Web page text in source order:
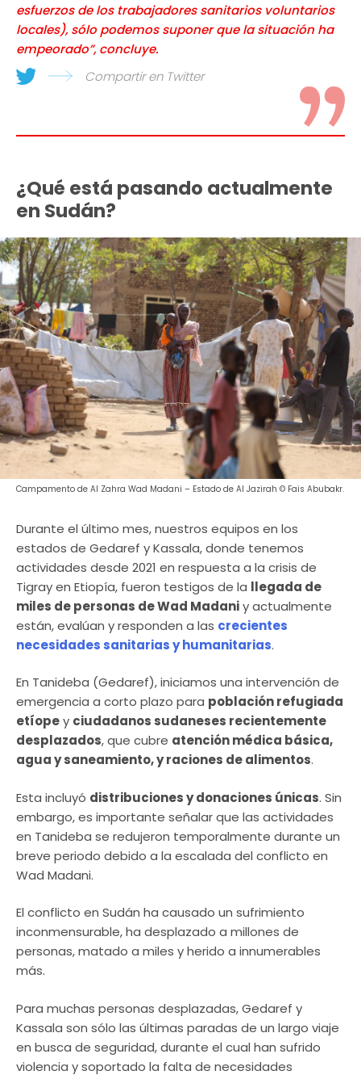
esfuerzos de los trabajadores sanitarios voluntarios
locales), sólo podemos suponer que la situación ha
empeorado”, concluye.
Compartir en Twitter
¿Qué está pasando actualmente
en Sudán?
Campamento de Al Zahra Wad Madani – Estado de Al Jazirah © Fais Abubakr.
Durante el último mes, nuestros equipos en los
estados de Gedaref y Kassala, donde tenemos
actividades desde 2021 en respuesta a la crisis de
Tigray en Etiopía, fueron testigos de la llegada de
miles de personas de Wad Madaniy actualmente
están, evalúan y responden a las crecientes
necesidades sanitarias y humanitarias.
En Tanideba (Gedaref), iniciamos una intervención de
emergencia a corto plazo para población refugiada
etíopey ciudadanos sudaneses recientemente
desplazados, que cubre atención médica básica,
agua y saneamiento, y raciones de alimentos.
Esta incluyó distribuciones y donaciones únicas. Sin
embargo, es importante señalar que las actividades
en Tanideba se redujeron temporalmente durante un
breve periodo debido a la escalada del conflicto en
Wad Madani.
El conflicto en Sudán ha causado un sufrimiento
inconmensurable, ha desplazado a millones de
personas, matado a miles y herido a innumerables
más.
Para muchas personas desplazadas, Gedaref y
Kassala son sólo las últimas paradas de un largo viaje
en busca de seguridad, durante el cual han sufrido
violencia y soportado la falta de necesidades